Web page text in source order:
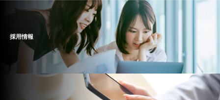
採用情報